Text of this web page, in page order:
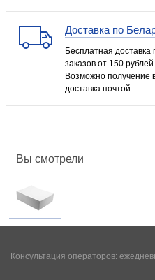
Доставка по
Бесплатная
заказов от 150
Возможно получение
доставка почтой.
Вы смотрели
Консультация операторов: